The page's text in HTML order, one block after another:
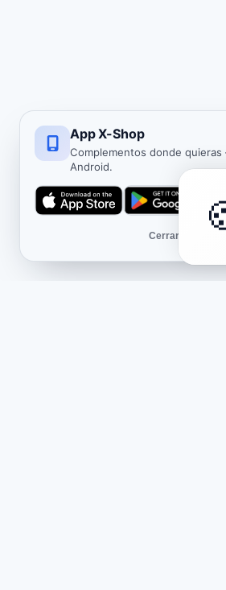
App X-Shop
Complementos donde
Android.
Cerrar